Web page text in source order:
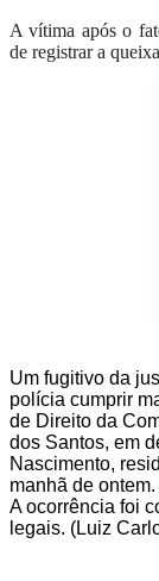
A vítima após o
de registrar a
Um fugitivo da
polícia cumprir
de Direito da
dos Santos, em
Nascimento,
manhã de ontem.
A ocorrência foi
legais. (Luiz